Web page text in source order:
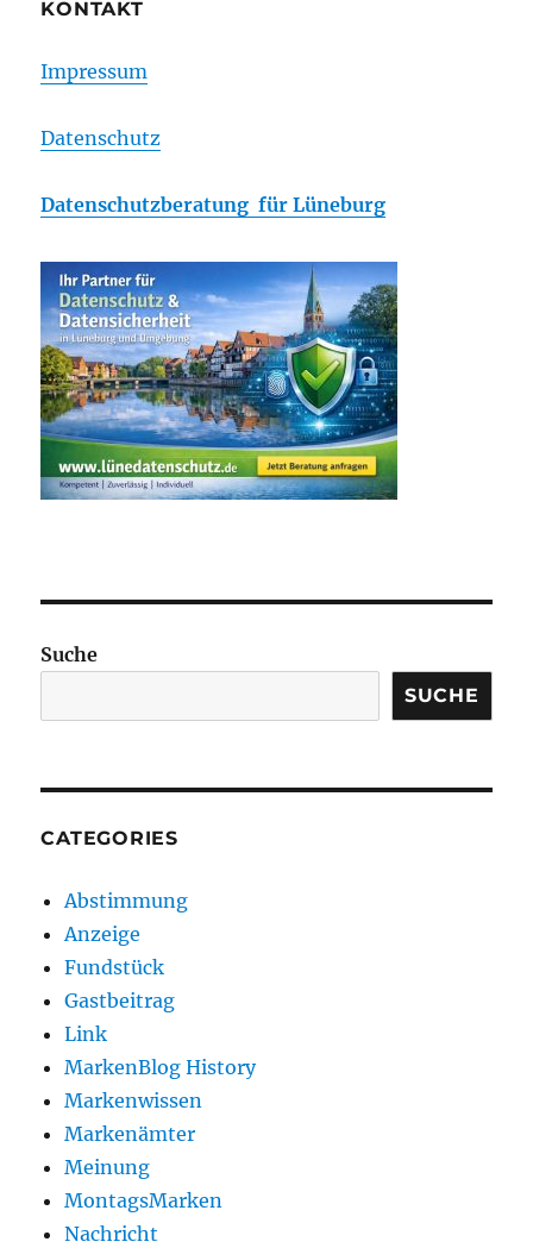
KONTAKT
Impressum
Datenschutz
Datenschutzberatung für Lüneburg
Suche
SUCHE
CATEGORIES
Abstimmung
Anzeige
Fundstück
Gastbeitrag
Link
MarkenBlog History
Markenwissen
Markenämter
Meinung
MontagsMarken
Nachricht